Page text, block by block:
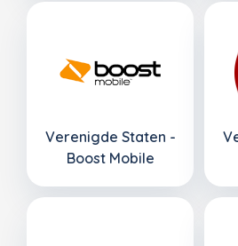
Verenigde Staten -
Boost Mobile